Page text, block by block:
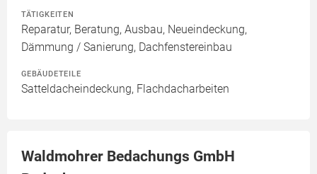
TÄTIGKEITEN
Reparatur, Beratung, Ausbau, Neueindeckung,
Dämmung / Sanierung, Dachfenstereinbau
GEBÄUDETEILE
Satteldacheindeckung, Flachdacharbeiten
Waldmohrer Bedachungs GmbH